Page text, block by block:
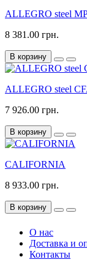
ALLEGRO steel
8 381.00 грн.
В корзину
ALLEGRO steel
7 926.00 грн.
В корзину
CALIFORNIA
8 933.00 грн.
В корзину
О нас
Доставка и
Контакты